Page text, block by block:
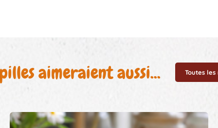
aimeraient aussi... Toutes